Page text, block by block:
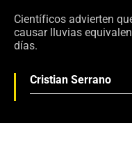
Científicos advierten
causar lluvias
días.
Cristian Serrano